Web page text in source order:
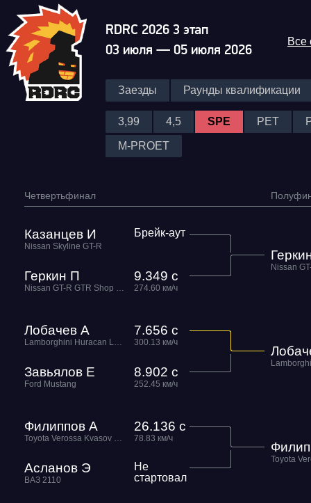
RDRC 2026 3 этап
03 июля — 05 июля 2026
Все
Заезды Раунды квалификации
3,99 4,5 SPE PET
M-PROET
Четвертьфинал
Казанцев И
Nissan Skyline GT-R
Брейк-аут
Геркин П
Nissan GT-R GTR Shop BATMAN
9.349 с
274.60 км/ч
Лобачев А
Lamborghini Huracan LP610-4 СПАРТАК Level Performance
7.656 с
300.13 км/ч
Завьялов Е
Ford Mustang
8.902 с
252.45 км/ч
Филиппов А
Toyota Verossa Kvasov Engineering
26.136 с
78.83 км/ч
Асланов Э
ВАЗ 2110
Не
стартовал